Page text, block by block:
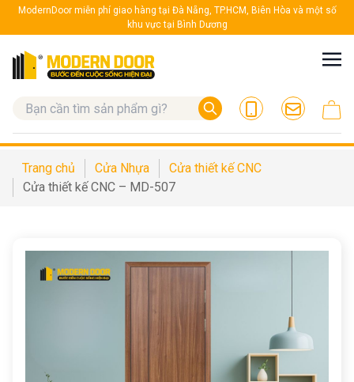
ModernDoor miễn phí giao hàng tại Đà Nẵng, TP.HCM, Biên Hòa và một số
khu vực tại Bình Dương
Trang chủ Cửa Nhựa
Cửa thiết kế CNC
Cửa thiết kế CNC – MD-507